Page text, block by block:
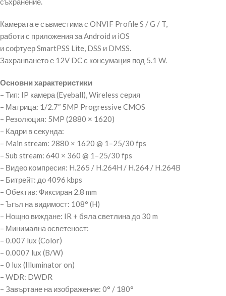
Камерата е съвместима с ONVIF Profile S / G / T,
работи с приложения за Android и iOS
и софтуер SmartPSS Lite, DSS и DMSS.
Захранването е 12V DC с консумация под 5.1 W.
Основни характеристики
– Тип: IP камера (Eyeball), Wireless серия
– Матрица: 1/2.7″ 5MP Progressive CMOS
– Резолюция: 5MP (2880 × 1620)
– Кадри в секунда:
– Main stream: 2880 × 1620 @ 1–25/30 fps
– Sub stream: 640 × 360 @ 1–25/30 fps
– Видео компресия: H.265 / H.264H / H.264 / H.264B
– Битрейт: до 4096 kbps
– Обектив: Фиксиран 2.8 mm
– Ъгъл на видимост: 108° (H)
– Нощно виждане: IR + бяла светлина до 30 m
– Минимална осветеност:
– 0.007 lux (Color)
– 0.0007 lux (B/W)
– 0 lux (Illuminator on)
– WDR: DWDR
– Завъртане на изображение: 0° / 180°